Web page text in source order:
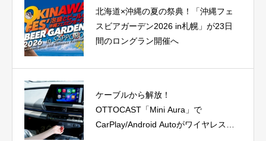
北海道×沖縄の夏の祭典！「沖縄フェ
スビアガーデン2026 in札幌」が23日
間のロングラン開催へ
ケーブルから解放！
OTTOCAST「Mini Aura」で
CarPlay/Android Autoがワイヤレス